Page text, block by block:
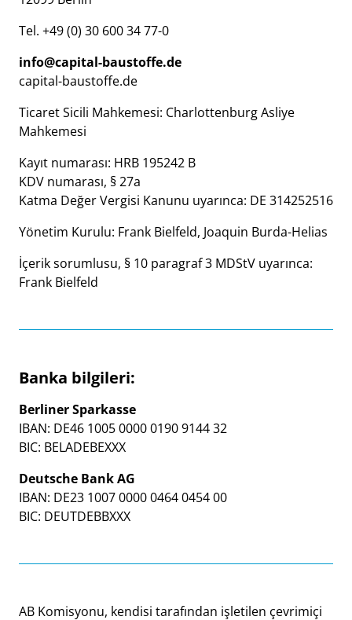
Tel. +49 (0) 30 600 34 77-0
info@capital-baustoffe.de
capital-baustoffe.de
Ticaret Sicili Mahkemesi: Charlottenburg Asliye
Mahkemesi
Kayıt numarası: HRB 195242 B
KDV numarası, § 27a
Katma Değer Vergisi Kanunu uyarınca: DE 314252516
Yönetim Kurulu: Frank Bielfeld, Joaquin Burda-Helias
İçerik sorumlusu, § 10 paragraf 3 MDStV uyarınca:
Frank Bielfeld
Banka bilgileri:
Berliner Sparkasse
IBAN: DE46 1005 0000 0190 9144 32
BIC: BELADEBEXXX
Deutsche Bank AG
IBAN: DE23 1007 0000 0464 0454 00
BIC: DEUTDEBBXXX
AB Komisyonu, kendisi tarafından işletilen çevrimiçi